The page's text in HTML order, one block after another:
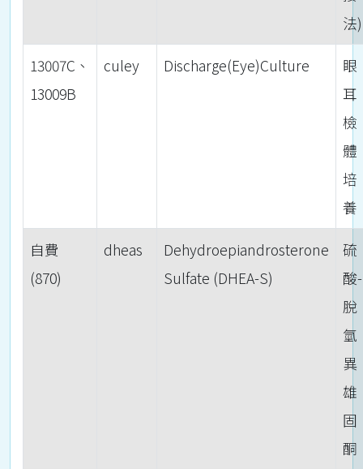
法)
13007C、
13009B
culey Discharge(Eye)Culture
眼
耳
檢
體
培
養
自費
(870)
dheas
Dehydroepiandrosterone
Sulfate (DHEA-S)
硫
酸-
脫
氫
異
雄
固
酮